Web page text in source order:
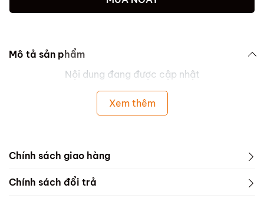
Mô tả sản phẩm
Nội dung đang được cập nhật
Xem thêm
Chính sách giao hàng
Chính sách đổi trả